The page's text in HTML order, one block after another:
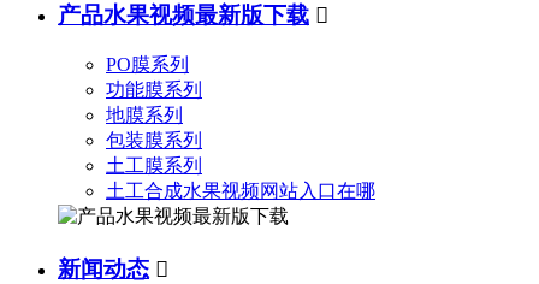
产品水果视频最新版下载 
PO膜系列
功能膜系列
地膜系列
包装膜系列
土工膜系列
土工合成水果视频网站入口在哪
新闻动态 